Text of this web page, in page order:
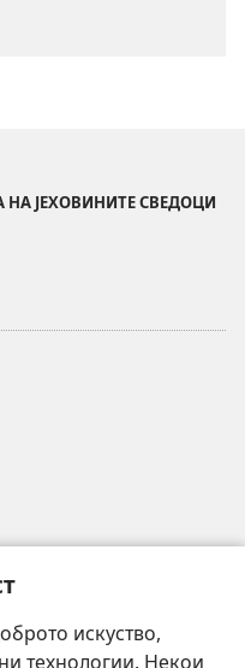
искуство,
технологии. Некои
ЈЕХОВИНИТЕ СВЕДОЦИ